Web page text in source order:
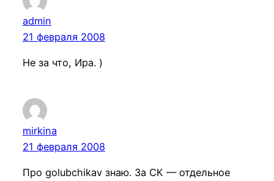
admin
21 февраля 2008
Не за что, Ира. )
mirkina
21 февраля 2008
Про golubchikav знаю. За СК — отдельное